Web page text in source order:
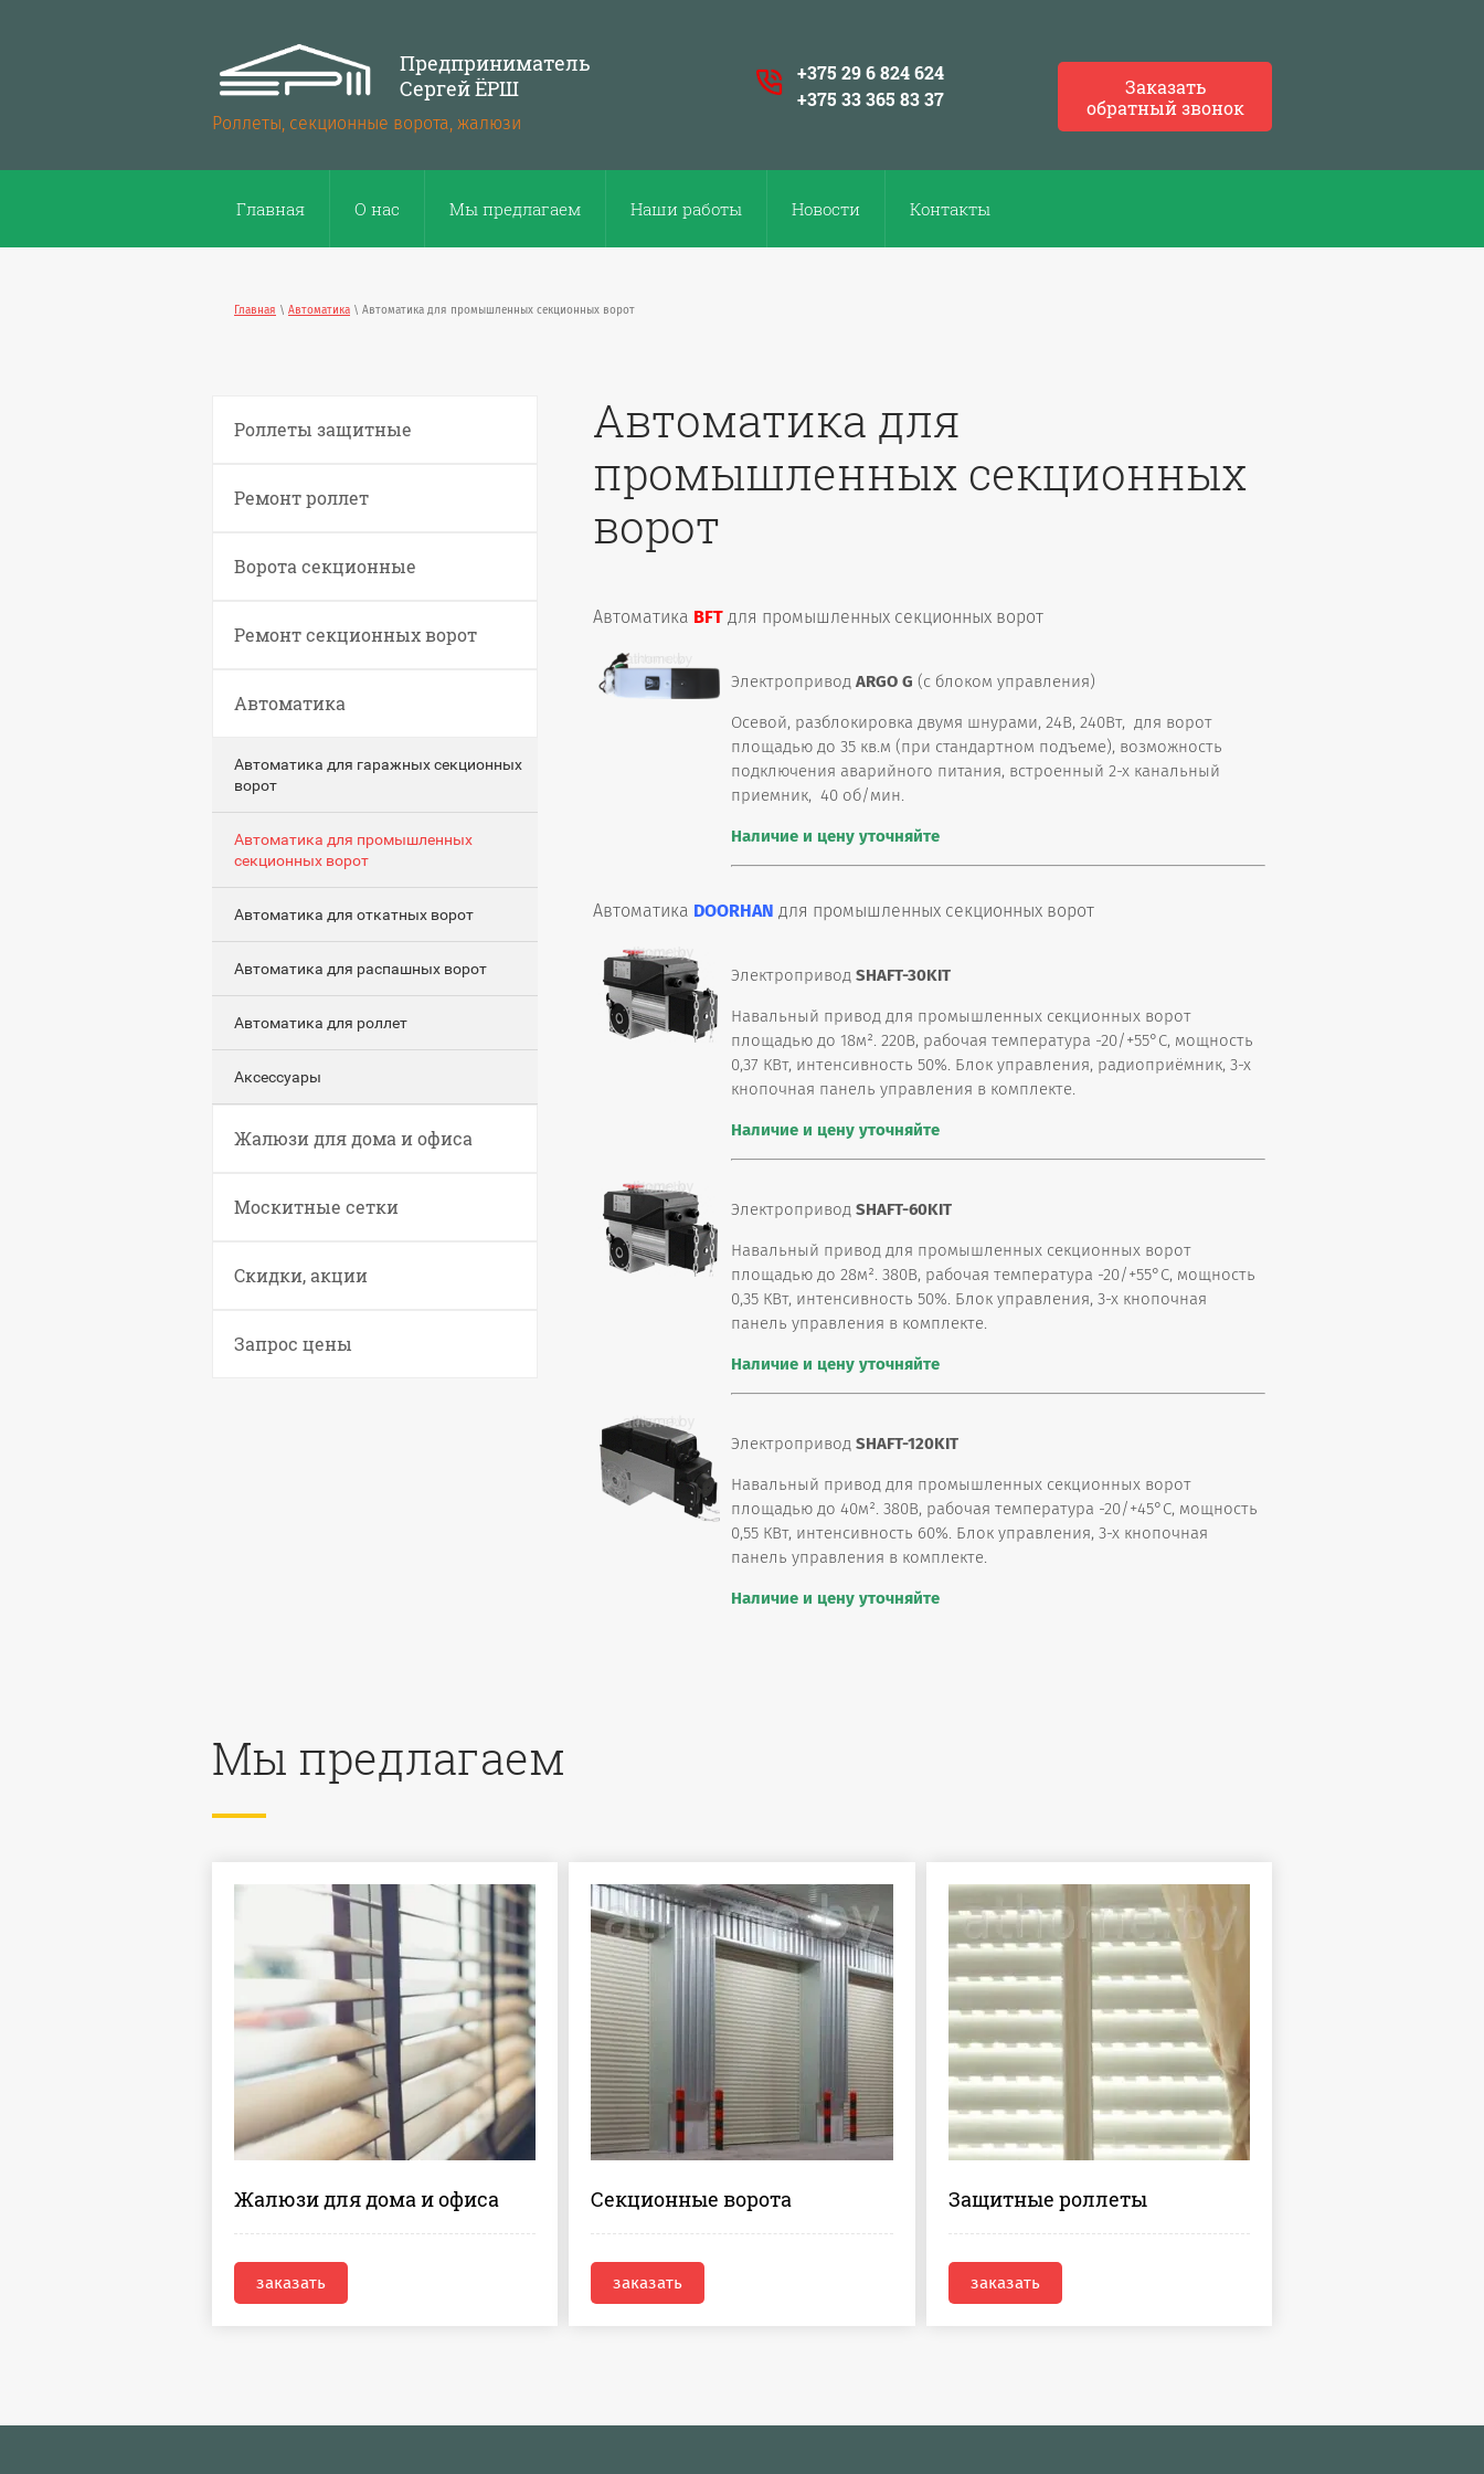
Предприниматель
Сергей ЁРШ
Роллеты, секционные ворота, жалюзи
+375 29 6 824 624
+375 33 365 83 37
Заказать
обратный звонок
Главная О нас Мы предлагаем Наши работы Новости Контакты
Главная \ Автоматика \ Автоматика для промышленных секционных ворот
Роллеты защитные
Ремонт роллет
Ворота секционные
Ремонт секционных ворот
Автоматика
Автоматика для гаражных секционных
ворот
Автоматика для промышленных
секционных ворот
Автоматика для откатных ворот
Автоматика для распашных ворот
Автоматика для роллет
Аксессуары
Жалюзи для дома и офиса
Москитные сетки
Скидки, акции
Запрос цены
Автоматика для
промышленных секционных
ворот
Автоматика BFT для промышленных секционных ворот
Электропривод ARGO G (с блоком управления)
Осевой, разблокировка двумя шнурами, 24В, 240Вт, для ворот
площадью до 35 кв.м (при стандартном подъеме), возможность
подключения аварийного питания, встроенный 2-х канальный
приемник, 40 об/мин.
Наличие и цену уточняйте
Автоматика DOORHAN для промышленных секционных ворот
Электропривод SHAFT-30KIT
Навальный привод для промышленных секционных ворот
площадью до 18м². 220В, рабочая температура -20/+55°С, мощность
0,37 КВт, интенсивность 50%. Блок управления, радиоприёмник, 3-х
кнопочная панель управления в комплекте.
Наличие и цену уточняйте
Электропривод SHAFT-60KIT
Навальный привод для промышленных секционных ворот
площадью до 28м². 380В, рабочая температура -20/+55°С, мощность
0,35 КВт, интенсивность 50%. Блок управления, 3-х кнопочная
панель управления в комплекте.
Наличие и цену уточняйте
Электропривод SHAFT-120KIT
Навальный привод для промышленных секционных ворот
площадью до 40м². 380В, рабочая температура -20/+45°С, мощность
0,55 КВт, интенсивность 60%. Блок управления, 3-х кнопочная
панель управления в комплекте.
Наличие и цену уточняйте
Мы предлагаем
Жалюзи для дома и офиса
заказать
Секционные ворота
заказать
Защитные роллеты
заказать